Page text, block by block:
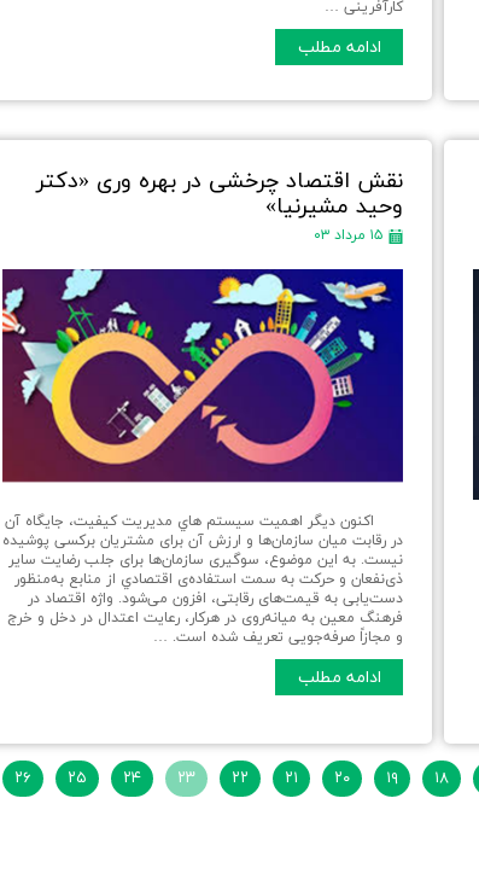
کارآفرینی …
ادامه مطلب
نقش اقتصاد چرخشی در بهره وری «دکتر
وحید مشیرنیا»
۱۵ مرداد ۰۳
اکنون دیگر اهميت سيستم هاي مديريت كيفيت، جايگاه آن
در رقابت میان سازمان‌ها و ارزش آن برای مشتریان برکسی پوشیده
نیست. به اين موضوع، سوگیری سازمان‌ها برای جلب رضایت سایر
ذی‌نفعان و حرکت به سمت استفاده‌ی اقتصادي از منابع به‌منظور
دست‌یابی به قیمت‌های رقابتی، افزون می‌شود. واژه اقتصاد در
فرهنگ معین به میانه‌روی در هرکار، رعایت اعتدال در دخل و خرج
و مجازاً صرفه‌جویی تعریف شده است. …
ادامه مطلب
۱۸ ۱۹ ۲۰ ۲۱ ۲۲ ۲۳ ۲۴ ۲۵ ۲۶